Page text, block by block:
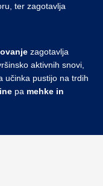
ter zagotavlja
zagotavlja
aktivnih snovi,
učinka pustijo na trdih
pa mehke in